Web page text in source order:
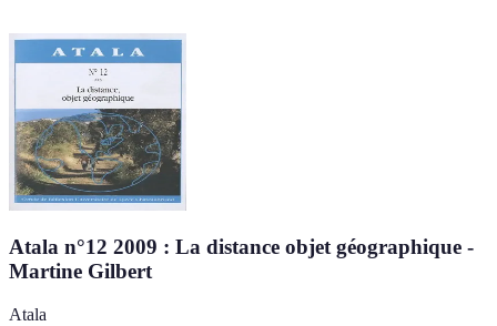
Atala n°12 2009 : La distance objet géographique -
Martine Gilbert
Atala